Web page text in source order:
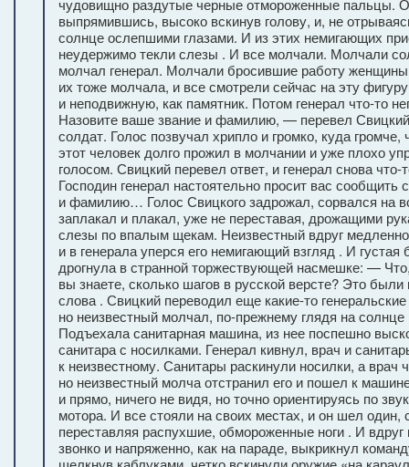
чудовищно раздутые черные отмороженные пальцы.
выпрямившись, высоко вскинув голову, и, не
солнце ослепшими глазами. И из этих немигающих
неудержимо текли слезы . И все молчали. Молчали
молчал генерал. Молчали бросившие работу
их тоже молчала, и все смотрели сейчас на эту
и неподвижную, как памятник. Потом генерал что-то
Назовите ваше звание и фамилию, — перевел
солдат. Голос позвучал хрипло и громко, куда громче,
этот человек долго прожил в молчании и уже плохо
голосом. Свицкий перевел ответ, и генерал снова
Господин генерал настоятельно просит вас сообщить
и фамилию… Голос Свицкого задрожал, сорвался на
заплакал и плакал, уже не переставая, дрожащими
слезы по впалым щекам. Неизвестный вдруг
и в генерала уперся его немигающий взгляд . И густая
дрогнула в странной торжествующей насмешке: —
вы знаете, сколько шагов в русской версте? Это были
слова . Свицкий переводил еще какие-то
но неизвестный молчал, по-прежнему глядя на солнце
Подъехала санитарная машина, из нее поспешно
санитара с носилками. Генерал кивнул, врач и
к неизвестному. Санитары раскинули носилки, а врач
но неизвестный молча отстранил его и пошел к
и прямо, ничего не видя, но точно ориентируясь по
мотора. И все стояли на своих местах, и он шел один,
переставляя распухшие, обмороженные ноги . И вдруг
звонко и напряженно, как на параде, выкрикнул